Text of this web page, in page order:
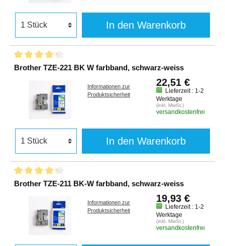
In den Warenkorb
Brother TZE-221 BK W farbband, schwarz-weiss
Informationen zur
Produktsicherheit
22,51 €
Lieferzeit : 1-2
Werktage
(inkl. MwSt.)
versandkostenfrei
In den Warenkorb
Brother TZE-211 BK-W farbband, schwarz-weiss
Informationen zur
Produktsicherheit
19,93 €
Lieferzeit : 1-2
Werktage
(inkl. MwSt.)
versandkostenfrei